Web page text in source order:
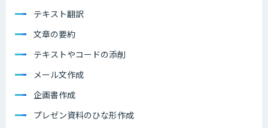
テキスト翻訳
文章の要約
テキストやコードの添削
メール文作成
企画書作成
プレゼン資料のひな形作成